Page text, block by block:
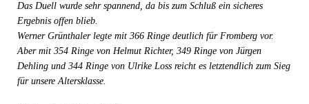
Das Duell wurde sehr spannend, da bis zum Schluß ein sicheres
Ergebnis offen blieb.
Werner Grünthaler legte mit 366 Ringe deutlich für Fromberg vor.
Aber mit 354 Ringe von Helmut Richter, 349 Ringe von Jürgen
Dehling und 344 Ringe von Ulrike Loss reicht es letztendlich zum Sieg
für unsere Altersklasse.